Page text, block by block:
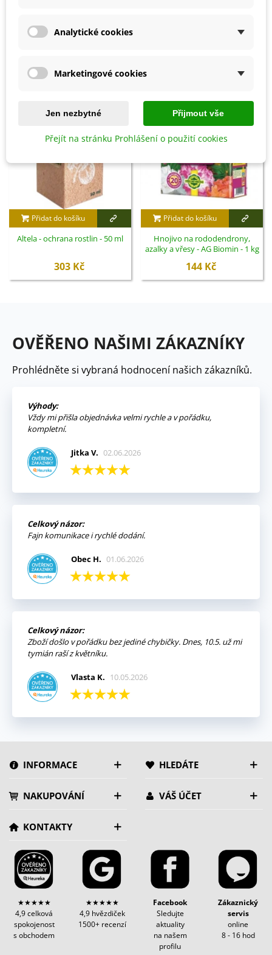
Přidat do košíku
Altela - ochrana rostlin - 50 ml
303 Kč
Přidat do košíku
Hnojivo na rododendrony,
azalky a vřesy - AG Biomin - 1 kg
144 Kč
OVĚŘENO NAŠIMI ZÁKAZNÍKY
Prohlédněte si vybraná hodnocení našich zákazníků.
Výhody:
Vždy mi přišla objednávka velmi rychle a v pořádku,
kompletní.
Jitka V. 02.06.2026
Celkový názor:
Fajn komunikace i rychlé dodání.
Obec H. 01.06.2026
Celkový názor:
Zboží došlo v pořádku bez jediné chybičky. Dnes, 10.5. už mi
tymián raší z květníku.
Vlasta K. 10.05.2026
INFORMACE HLEDÁTE
NAKUPOVÁNÍ VÁŠ ÚČET
KONTAKTY
★★★★★
4,9 celková
spokojenost
s obchodem
★★★★★
4,9 hvězdiček
1500+ recenzí
Facebook
Sledujte
aktuality
na našem
profilu
Zákaznický
servis
online
8 - 16 hod
Analytické cookies
Marketingové cookies
Jen nezbytné Přijmout vše
Přejít na stránku Prohlášení o použití cookies